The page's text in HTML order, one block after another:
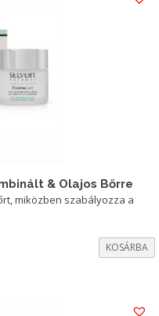
& Olajos Bőrre
miközben szabályozza a
KOSÁRBA